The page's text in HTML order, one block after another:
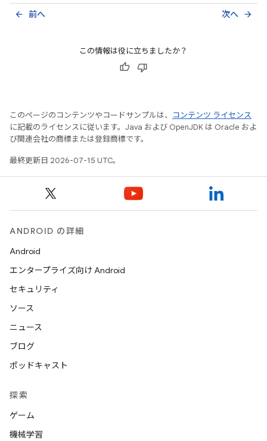
前へ
arrow_back 次へ arrow_forward
この情報は役に立ちましたか？
このページのコンテンツやコードサンプルは、
コンテンツ ライセンス
に記載のライセンスに従います。Java および OpenJDK は Oracle およ
び関連会社の商標または登録商標です。
最終更新日 2026-07-15 UTC。
ANDROID の詳細
Android
エンタープライズ向け Android
セキュリティ
ソース
ニュース
ブログ
ポッドキャスト
探索
ゲーム
機械学習